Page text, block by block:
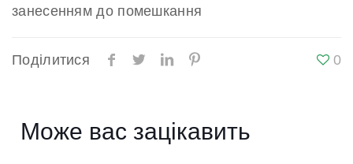
занесенням до помешкання
Поділитися 0
Може вас зацікавить